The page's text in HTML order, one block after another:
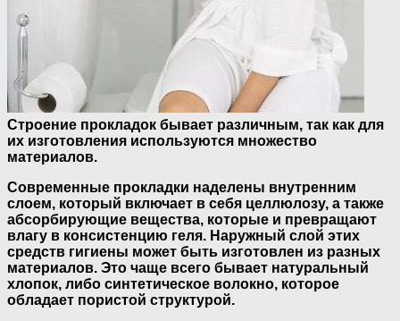
Строение прокладок бывает различным, так как для
их изготовления используются множество
материалов.
Современные прокладки наделены внутренним
слоем, который включает в себя целлюлозу, а также
абсорбирующие вещества, которые и превращают
влагу в консистенцию геля. Наружный слой этих
средств гигиены может быть изготовлен из разных
материалов. Это чаще всего бывает натуральный
хлопок, либо синтетическое волокно, которое
обладает пористой структурой.